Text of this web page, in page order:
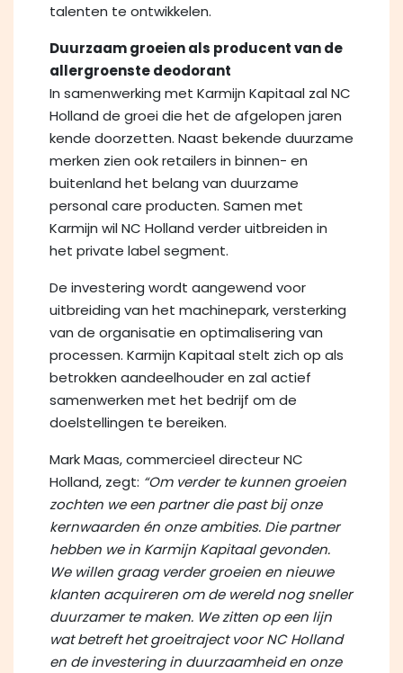
talenten te ontwikkelen.
Duurzaam groeien als producent van de
allergroenste deodorant
In samenwerking met Karmijn Kapitaal zal NC
Holland de groei die het de afgelopen jaren
kende doorzetten. Naast bekende duurzame
merken zien ook retailers in binnen- en
buitenland het belang van duurzame
personal care producten. Samen met
Karmijn wil NC Holland verder uitbreiden in
het private label segment.
De investering wordt aangewend voor
uitbreiding van het machinepark, versterking
van de organisatie en optimalisering van
processen. Karmijn Kapitaal stelt zich op als
betrokken aandeelhouder en zal actief
samenwerken met het bedrijf om de
doelstellingen te bereiken.
Mark Maas, commercieel directeur NC
Holland, zegt: “Om verder te kunnen groeien
zochten we een partner die past bij onze
kernwaarden én onze ambities. Die partner
hebben we in Karmijn Kapitaal gevonden.
We willen graag verder groeien en nieuwe
klanten acquireren om de wereld nog sneller
duurzamer te maken. We zitten op een lijn
wat betreft het groeitraject voor NC Holland
en de investering in duurzaamheid en onze